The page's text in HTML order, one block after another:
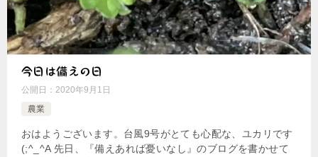
今日は備えの日
公開日： 2020年9月1日
農業
おはようございます。台風9号がとても心配な、ユカリです
(;^_^A 先日、『備えあれば憂いなし』のブログを書かせて